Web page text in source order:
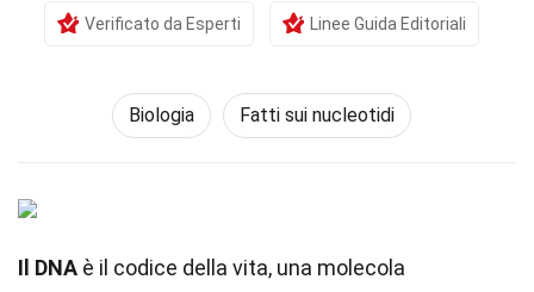
Verificato da Esperti Linee Guida Editoriali
Biologia Fatti sui nucleotidi
Il DNA è il codice della vita, una molecola